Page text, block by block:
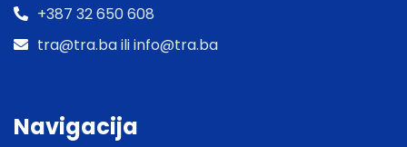
+387 32 650 608
tra@tra.ba ili info@tra.ba
Navigacija